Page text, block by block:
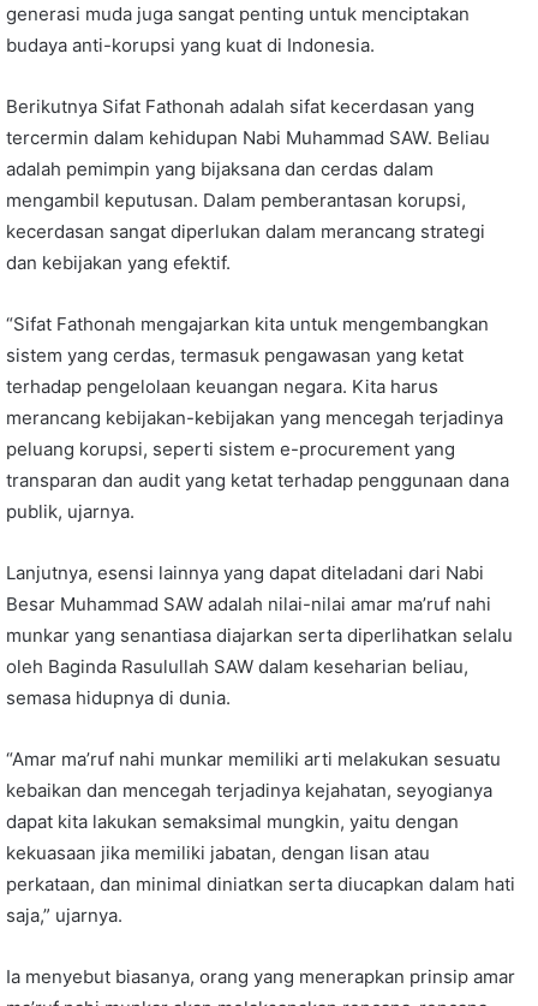
generasi muda juga sangat penting untuk menciptakan
budaya anti-korupsi yang kuat di Indonesia.
Berikutnya Sifat Fathonah adalah sifat kecerdasan yang
tercermin dalam kehidupan Nabi Muhammad SAW. Beliau
adalah pemimpin yang bijaksana dan cerdas dalam
mengambil keputusan. Dalam pemberantasan korupsi,
kecerdasan sangat diperlukan dalam merancang strategi
dan kebijakan yang efektif.
“Sifat Fathonah mengajarkan kita untuk mengembangkan
sistem yang cerdas, termasuk pengawasan yang ketat
terhadap pengelolaan keuangan negara. Kita harus
merancang kebijakan-kebijakan yang mencegah terjadinya
peluang korupsi, seperti sistem e-procurement yang
transparan dan audit yang ketat terhadap penggunaan dana
publik, ujarnya.
Lanjutnya, esensi lainnya yang dapat diteladani dari Nabi
Besar Muhammad SAW adalah nilai-nilai amar ma’ruf nahi
munkar yang senantiasa diajarkan serta diperlihatkan selalu
oleh Baginda Rasulullah SAW dalam keseharian beliau,
semasa hidupnya di dunia.
“Amar ma’ruf nahi munkar memiliki arti melakukan sesuatu
kebaikan dan mencegah terjadinya kejahatan, seyogianya
dapat kita lakukan semaksimal mungkin, yaitu dengan
kekuasaan jika memiliki jabatan, dengan lisan atau
perkataan, dan minimal diniatkan serta diucapkan dalam hati
saja,” ujarnya.
Ia menyebut biasanya, orang yang menerapkan prinsip amar